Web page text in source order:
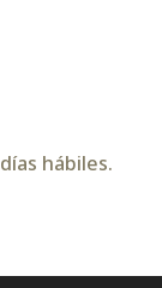
hábiles.